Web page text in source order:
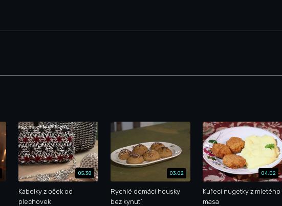
05:38
Kabelky z oček od
plechovek
03:02
Rychlé domácí housky
bez kynutí
04:02
Kuřecí nugetky z mletého
masa